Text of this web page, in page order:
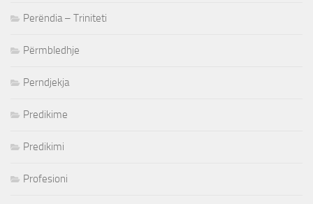
Perëndia – Triniteti
Përmbledhje
Perndjekja
Predikime
Predikimi
Profesioni